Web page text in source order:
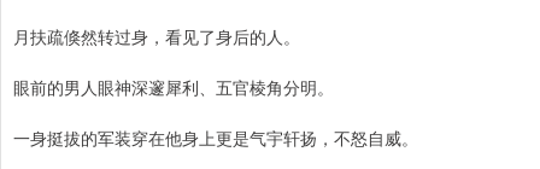
月扶疏倏然转过身，看见了身后的人。
眼前的男人眼神深邃犀利、五官棱角分明。
一身挺拔的军装穿在他身上更是气宇轩扬，不怒自威。